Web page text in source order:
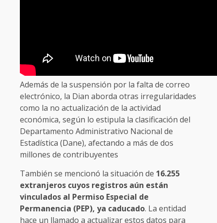
Además de la suspensión por la falta de correo
electrónico, la Dian aborda otras irregularidades
como la no actualización de la actividad
económica, según lo estipula la clasificación del
Departamento Administrativo Nacional de
Estadística (Dane), afectando a más de dos
millones de contribuyentes
También se mencionó la situación de 16.255
extranjeros cuyos registros aún están
vinculados al Permiso Especial de
Permanencia (PEP), ya caducado. La entidad
hace un llamado a actualizar estos datos para